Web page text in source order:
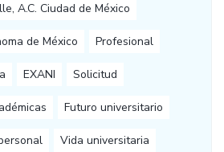
A.C. Ciudad de México
de México Profesional
EXANI Solicitud
Futuro universitario
Vida universitaria